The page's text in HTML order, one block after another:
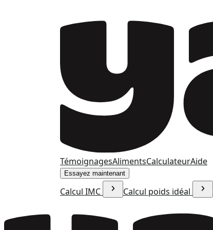
TémoignagesAlimentsCalculateurAide
Essayez maintenant
Calcul IMC Calcul poids idéal